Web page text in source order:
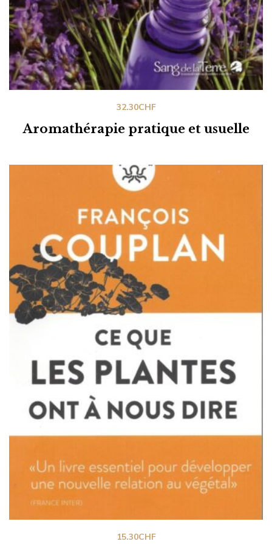
Aromathérapie pratique et usuelle
32.30CHF
15.30CHF